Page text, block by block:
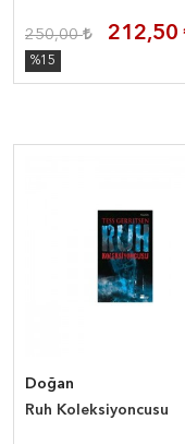
250,00 212,50
%15
Doğan
Ruh Koleksiyoncusu